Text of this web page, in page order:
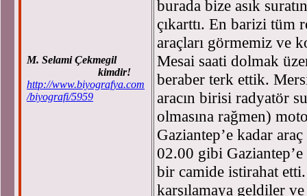
M. Selami Çekmegil
kimdir!
http://www.biyografya.com
/biyografi/5959
burada bize asık
çıkarttı. En barizi tüm
araçları görmemiz ve
Mesai saati dolmak
beraber terk ettik.
aracın birisi radyatör
olmasına rağmen)
Gaziantep’e kadar
02.00 gibi
bir camide istirahat
karşılamaya geldiler